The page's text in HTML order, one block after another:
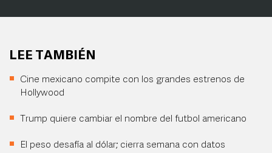
LEE TAMBIÉN
Cine mexicano compite con los grandes estrenos de
Hollywood
Trump quiere cambiar el nombre del futbol americano
El peso desafía al dólar; cierra semana con datos